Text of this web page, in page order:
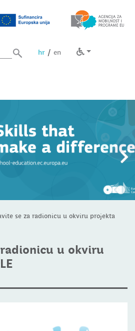
za pretragu
hr/ en
se za radionicu u okviru projekta
u okviru